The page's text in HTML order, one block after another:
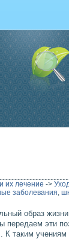
их лечение ->
заболевания,
образ
передаем эти
К таким